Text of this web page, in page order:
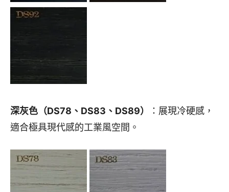
深灰色（DS78、DS83、DS89）
：展現冷硬感，
適合極具現代感的工業風空間。